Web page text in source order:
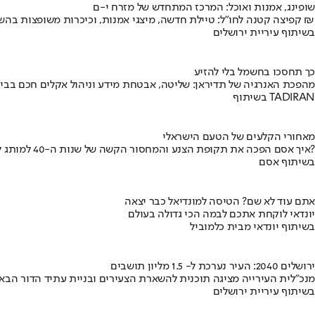
שופינג, אמנות ואוכל: המרכז המתחדש של מזרח י-ם
קפיצה קטנה לחו"ל: טיילת חדשה, מיצגי אמנות, וכיכרות משופצות בהשקעה של 100 מיליון ₪
בשיתוף עיריית ירושלים
כך תחסכו בחשמל בלי להזיע
מהפכת האנרגיה של תדיראן: שליטה, אבטחת מידע וניהול אקלים חכם
בשיתוף TADIRAN
מאחורי הקלעים של הטעם הישראלי
איך אסם הפכה את תקופת הצנע והמחסור הקשה של שנות ה-40 למותג לאומי?
בשיתוף אסם
אתם עוד לא שם? הטיסה למונדיאל כבר יצאה
יונדאי לוקחת אתכם לבמה הכי גדולה בעולם
בשיתוף יונדאי מבית כלמוביל
ירושלים 2040: העיר נערכת ל- 1.5 מליון תושבים
מנכ"לית העירייה מציגה תוכנית להשארת הצעירים ובניית עתיד הדור
בשיתוף עיריית ירושלים